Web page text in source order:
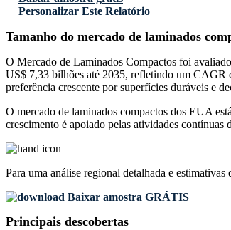
Personalizar Este Relatório
Tamanho do mercado de laminados
O Mercado de Laminados Compactos foi
US$ 7,33 bilhões até 2035, refletindo um CAGR
preferência crescente por superfícies duráveis e
O mercado de laminados compactos dos EUA
crescimento é apoiado pelas atividades contínuas
Para uma análise regional detalhada e estimativas
Baixar amostra GRÁTIS
Principais descobertas